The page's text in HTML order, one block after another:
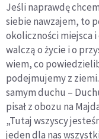
Jeśli naprawdę
siebie nawzajem, to
okoliczności miejsca
walczą o życie i o
wiem, co
podejmujemy z
samym duchu –
pisał z obozu na
„Tutaj wszyscy
jeden dla nas